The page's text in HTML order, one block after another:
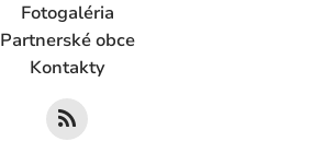
Fotogaléria
Partnerské obce
Kontakty